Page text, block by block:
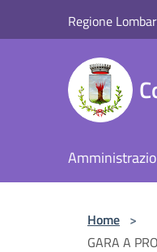
Regione
Home >
GARA A